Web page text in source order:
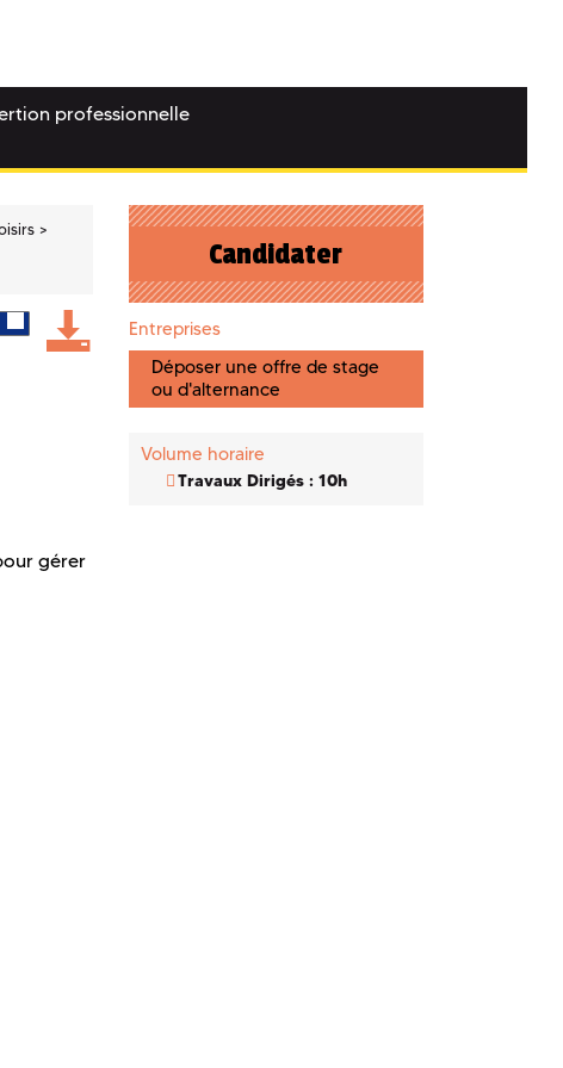
professionnelle
gérer
Candidater
Entreprises
Déposer une offre de stage
ou d'alternance
Volume horaire
Travaux Dirigés : 10h